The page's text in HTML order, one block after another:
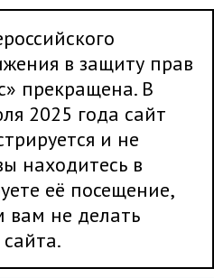
в защиту прав
прекращена. В
2025 года сайт
и не
находитесь в
её посещение,
вам не делать